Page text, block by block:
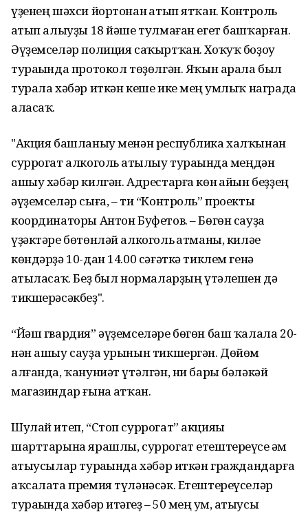
үҙенең шәхси йортонан һатып ятҡан. Контроль
һатып алыуҙы 18 йәше тулмаған егет башҡарған.
Әүҙемселәр полиция саҡыртҡан. Хоҡуҡ боҙоу
тураһында протокол төҙөлгән. Яҡын арала был
турала хәбәр иткән кеше ике мең һумлыҡ награда
аласаҡ.
"Акция башланыу менән республика халҡынан
суррогат алкоголь һатылыу тураһында меңдән
ашыу хәбәр килгән. Адрестарға көн һайын беҙҙең
әүҙемселәр сыға, – ти “Контроль” проекты
координаторы Антон Буфетов. – Бөгөн сауҙа
үҙәктәре бөтөнләй алкоголь һатманы, киләһе
көндәрҙә 10-дан 14.00 сәғәткә тиклем генә
һатыласаҡ. Беҙ был нормаларҙың үтәлешен дә
тикшерәсәкбеҙ".
“Йәш гвардия” әүҙемселәре бөгөн баш ҡалала 20-
нән ашыу сауҙа урынын тикшергән. Дөйөм
алғанда, ҡануниәт үтәлгән, ни бары бәләкәй
магазиндар ғына һатҡан.
Шулай итеп, “Стоп суррогат” акцияһы
шарттарына ярашлы, суррогат етештереүсе һәм
һатыусылар тураһында хәбәр иткән граждандарға
аҡсалата премия түләнәсәк. Етештереүселәр
тураһында хәбәр итһәгеҙ – 50 мең һум, һатыусы